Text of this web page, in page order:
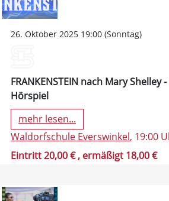
26. Oktober 2025 19:00 (Sonntag)
FRANKENSTEIN nach Mary Shelley
Hörspiel
mehr lesen...
Waldorfschule Everswinkel, 19:00
Eintritt 20,00 €, ermäßigt 18,00 €